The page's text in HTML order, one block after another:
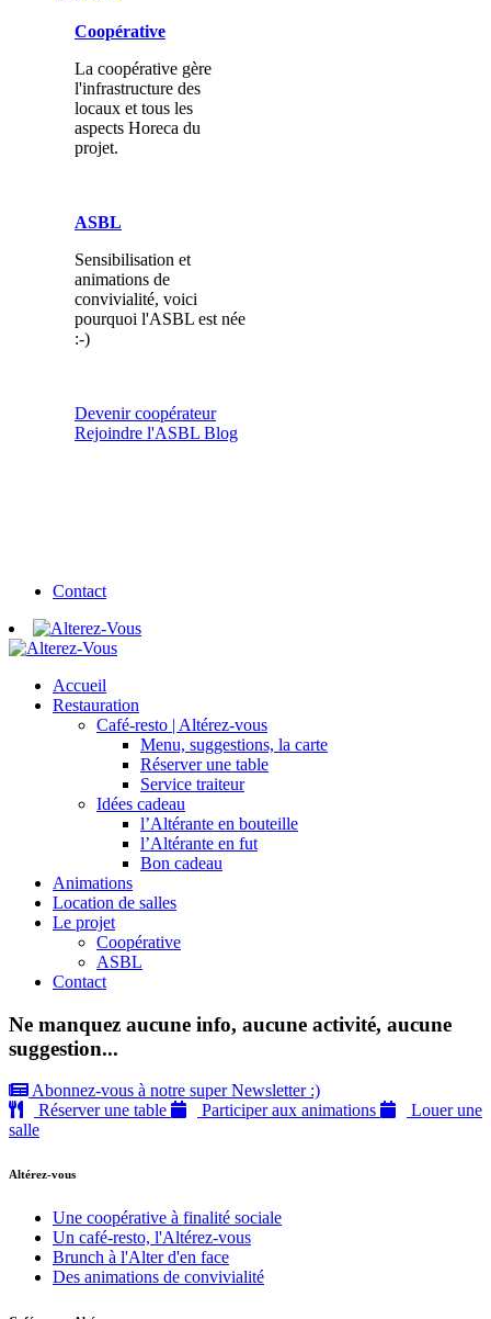
Coopérative
La coopérative gère
l'infrastructure des
locaux et tous les
aspects Horeca du
projet.
ASBL
Sensibilisation et
animations de
convivialité, voici
pourquoi l'ASBL est née
:-)
Devenir coopérateur
Rejoindre l'ASBL Blog
Contact
Accueil
Restauration
Café-resto | Altérez-vous
Menu, suggestions, la carte
Réserver une table
Service traiteur
Idées cadeau
l’Altérante en bouteille
l’Altérante en fut
Bon cadeau
Animations
Location de salles
Le projet
Coopérative
ASBL
Contact
Ne manquez aucune info, aucune activité, aucune
suggestion...
Abonnez-vous à notre super Newsletter :)
Réserver une table
Participer aux animations
Louer une
salle
Altérez-vous
Une coopérative à finalité sociale
Un café-resto, l'Altérez-vous
Brunch à l'Alter d'en face
Des animations de convivialité